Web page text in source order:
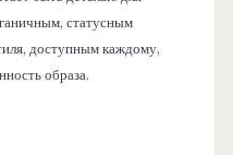
статусным
доступным каждому,
образа.